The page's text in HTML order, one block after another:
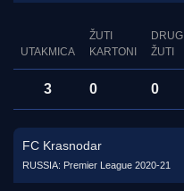
UTAKMICA
ŽUTI
KARTONI
DRUGI
ŽUTI
3 0 0
FC Krasnodar
RUSSIA: Premier League 2020-21